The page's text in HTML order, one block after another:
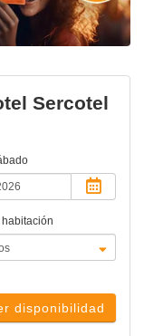
Sercotel
habitación
disponibilidad